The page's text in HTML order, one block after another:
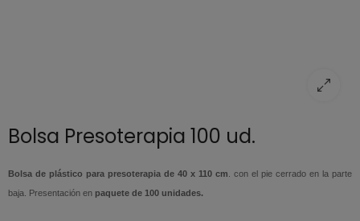
Bolsa Presoterapia 100 ud.
Bolsa de plástico para presoterapia de 40 x 110 cm . con el pie cerrado en la parte
baja. Presentación en paquete de 100 unidades.